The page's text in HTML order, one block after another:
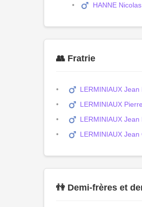
HANNE Nicolas
👥 Fratrie
LERMINIAUX Jean
LERMINIAUX
LERMINIAUX Jean
LERMINIAUX Jean
👫 Demi-frères et